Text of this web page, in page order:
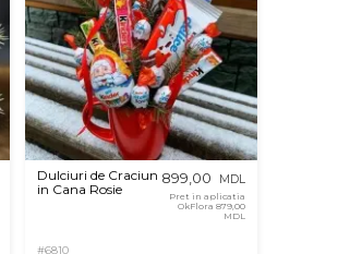
Dulciuri de Craciun
in Cana Rosie
#6810
899,00 MDL
Pret in aplicatia
OkFlora879,00
MDL